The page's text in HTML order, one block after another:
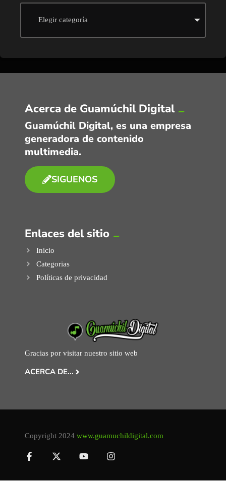
Acerca de Guamúchil Digital
Guamúchil Digital, es una empresa
generadora de contenido
multimedia.
SIGUENOS
Enlaces del sitio
Inicio
Categorias
Políticas de privacidad
Gracias por visitar nuestro sitio web
ACERCA DE...
Copyright 2024 www.guamuchildigital.com